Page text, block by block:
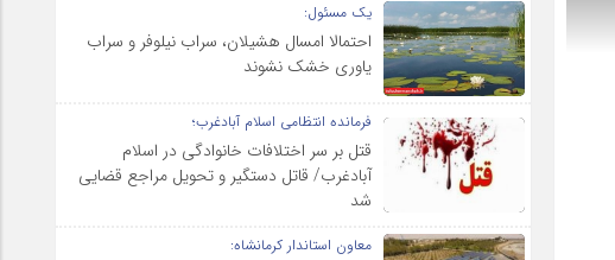
یک مسئول:
احتمالا امسال هشیلان، سراب نیلوفر و سراب
یاوری خشک نشوند
فرمانده انتظامی اسلام آبادغرب؛
قتل بر سر اختلافات خانوادگی در اسلام
آبادغرب/ قاتل دستگیر و تحویل مراجع قضایی
شد
معاون استاندار کرمانشاه: